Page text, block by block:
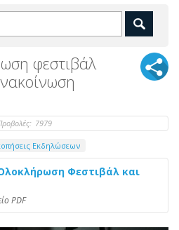
φεστιβάλ
7979
Εκδηλώσεων
Φεστιβάλ και
PDF